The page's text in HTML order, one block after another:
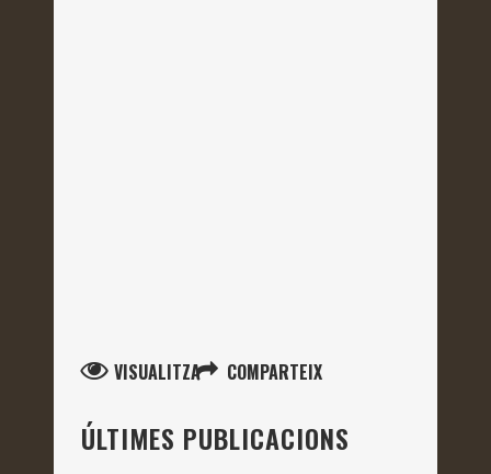
VISUALITZA COMPARTEIX
ÚLTIMES PUBLICACIONS